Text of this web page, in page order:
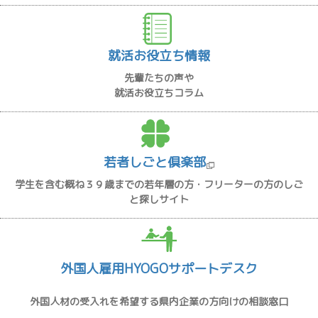
就活お役立ち情報
先輩たちの声や
就活お役立ちコラム
若者しごと倶楽部
学生を含む概ね３９歳までの若年層の方・フリーターの方のしご
と探しサイト
外国人雇用HYOGOサポートデスク
外国人材の受入れを希望する県内企業の方向けの相談窓口